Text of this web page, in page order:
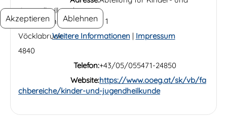
Jugendheilkunde
Dr. Wilhelm-Bock-Straße 1
Vöcklabruck
4840
Telefon:+43/05/055471-24850
Website:https://www.ooeg.at/sk/vb/fa
chbereiche/kinder-und-jugendheilkunde
Akzeptieren Ablehnen
Weitere Informationen| Impressum